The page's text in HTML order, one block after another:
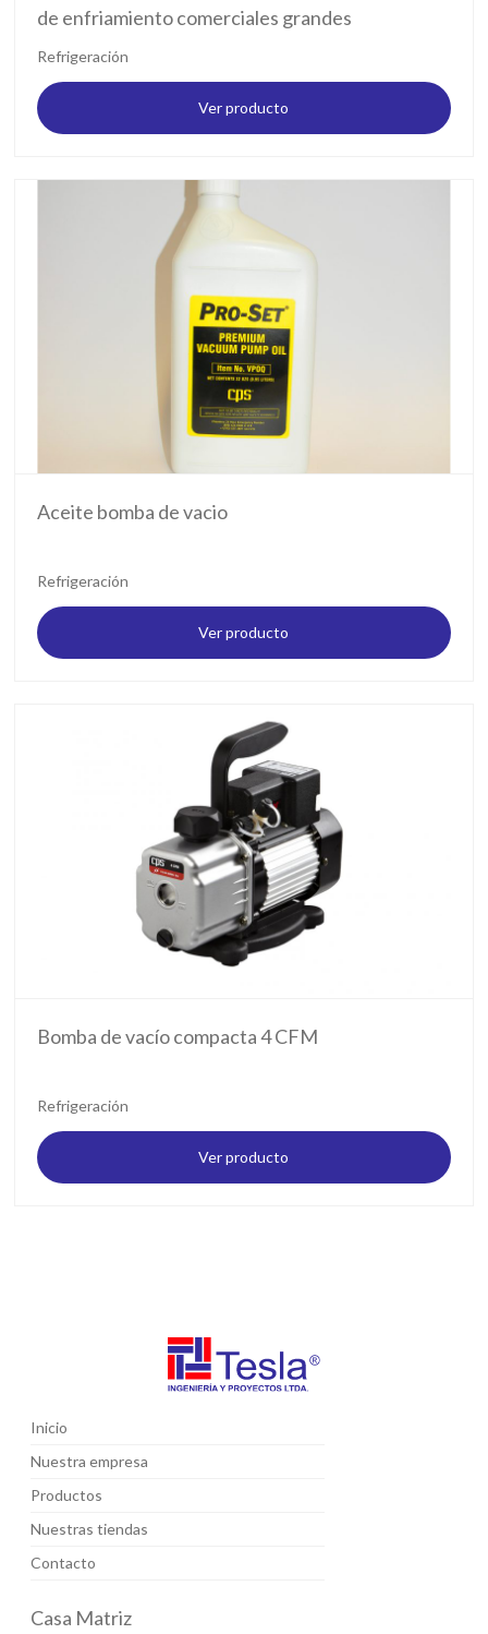
de enfriamiento comerciales grandes
Refrigeración
Ver producto
Aceite bomba de vacio
Refrigeración
Ver producto
Bomba de vacío compacta 4 CFM
Refrigeración
Ver producto
Inicio
Nuestra empresa
Productos
Nuestras tiendas
Contacto
Casa Matriz